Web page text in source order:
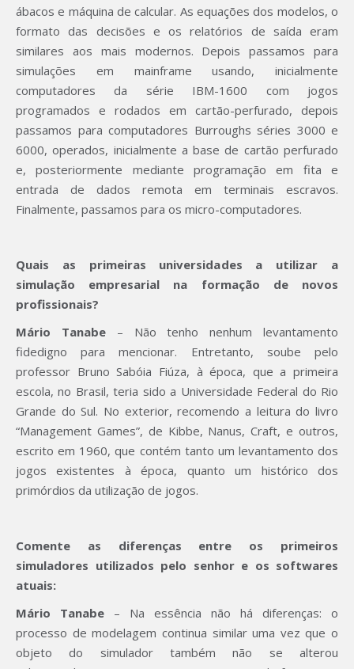
ábacos e máquina de calcular. As equações dos modelos, o
formato das decisões e os relatórios de saída eram
similares aos mais modernos. Depois passamos para
simulações em mainframe usando, inicialmente
computadores da série IBM-1600 com jogos
programados e rodados em cartão-perfurado, depois
passamos para computadores Burroughs séries 3000 e
6000, operados, inicialmente a base de cartão perfurado
e, posteriormente mediante programação em fita e
entrada de dados remota em terminais escravos.
Finalmente, passamos para os micro-computadores.
Quais as primeiras universidades a utilizar a
simulação empresarial na formação de novos
profissionais?
Mário Tanabe– Não tenho nenhum levantamento
fidedigno para mencionar. Entretanto, soube pelo
professor Bruno Sabóia Fiúza, à época, que a primeira
escola, no Brasil, teria sido a Universidade Federal do Rio
Grande do Sul. No exterior, recomendo a leitura do livro
“Management Games”, de Kibbe, Nanus, Craft, e outros,
escrito em 1960, que contém tanto um levantamento dos
jogos existentes à época, quanto um histórico dos
primórdios da utilização de jogos.
Comente as diferenças entre os primeiros
simuladores utilizados pelo senhor e os softwares
atuais:
Mário Tanabe – Na essência não há diferenças: o
processo de modelagem continua similar uma vez que o
objeto do simulador também não se alterou